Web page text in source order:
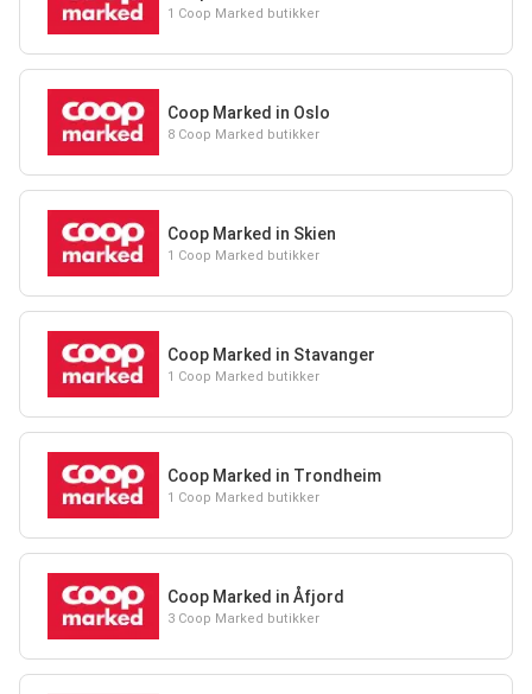
1 Coop Marked butikker
Coop Marked in Oslo
8 Coop Marked butikker
Coop Marked in Skien
1 Coop Marked butikker
Coop Marked in Stavanger
1 Coop Marked butikker
Coop Marked in Trondheim
1 Coop Marked butikker
Coop Marked in Åfjord
3 Coop Marked butikker